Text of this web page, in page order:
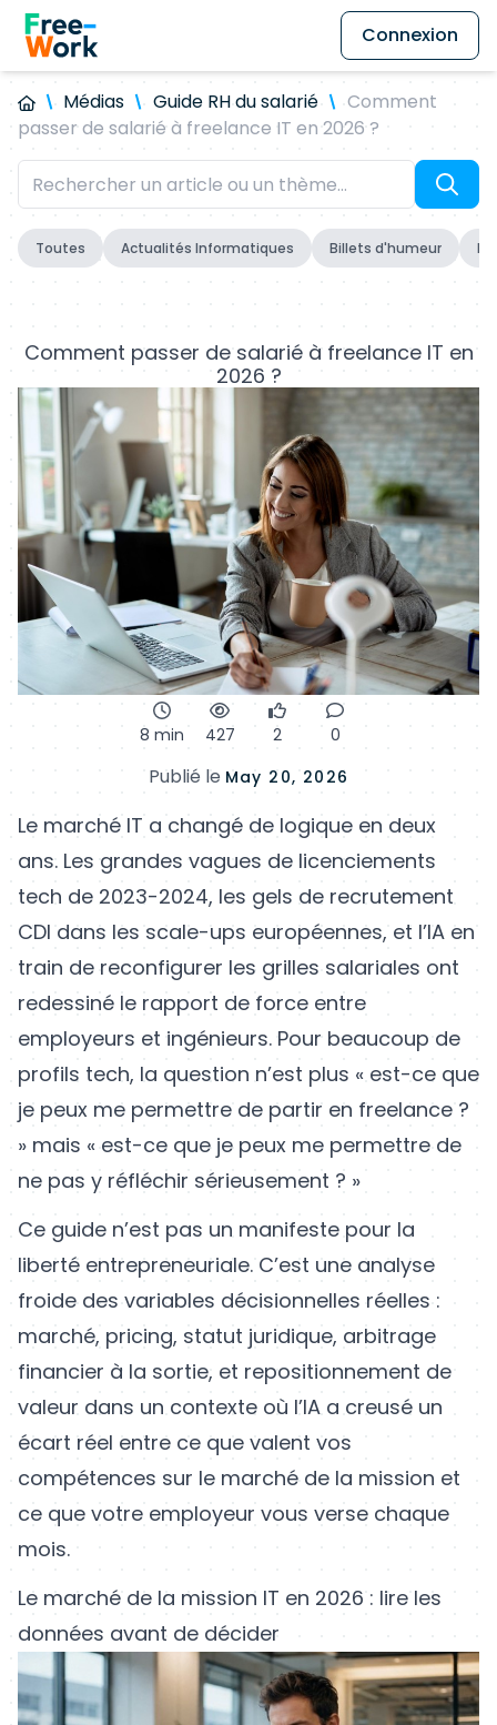
Connexion
Médias Guide RH du salarié
Comment
passer de salarié à freelance IT en 2026 ?
Toutes Actualités Informatiques Billets d'humeur
Comment passer de salarié à freelance IT en
2026 ?
8 min 427 2 0
Publié le May 20, 2026
Le marché IT a changé de logique en deux
ans. Les grandes vagues de licenciements
tech de 2023-2024, les gels de recrutement
CDI dans les scale-ups européennes, et l’IA en
train de reconfigurer les grilles salariales ont
redessiné le rapport de force entre
employeurs et ingénieurs. Pour beaucoup de
profils tech, la question n’est plus « est-ce que
je peux me permettre de partir en freelance ?
» mais « est-ce que je peux me permettre de
ne pas y réfléchir sérieusement ? »
Ce guide n’est pas un manifeste pour la
liberté entrepreneuriale. C’est une analyse
froide des variables décisionnelles réelles :
marché, pricing, statut juridique, arbitrage
financier à la sortie, et repositionnement de
valeur dans un contexte où l’IA a creusé un
écart réel entre ce que valent vos
compétences sur le marché de la mission et
ce que votre employeur vous verse chaque
mois.
Le marché de la mission IT en 2026 : lire les
données avant de décider